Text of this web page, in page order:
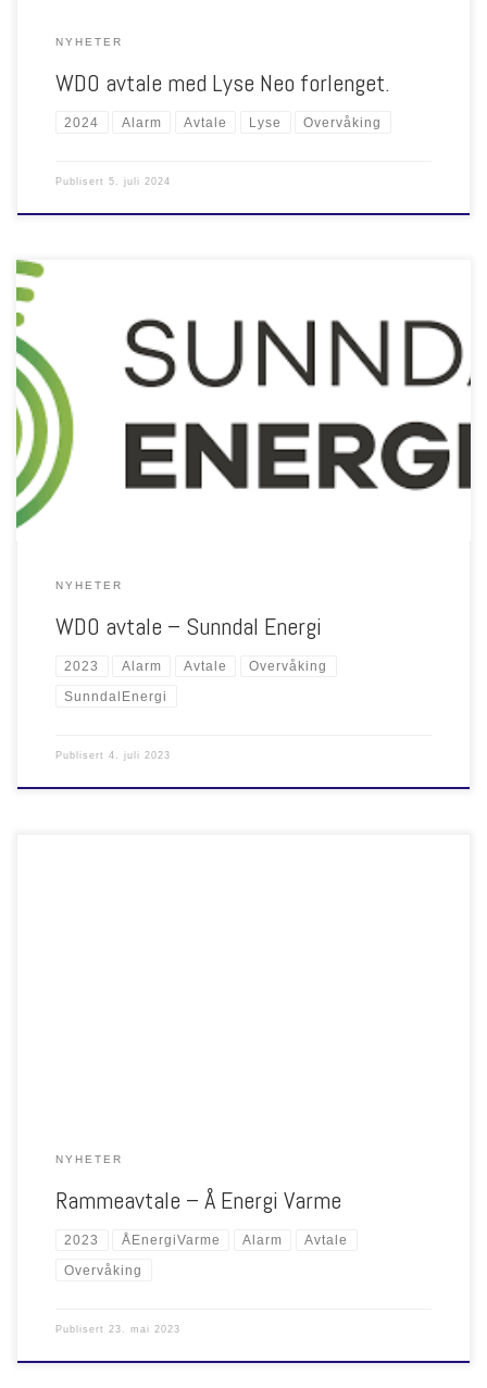
NYHETER
WDO avtale med Lyse Neo forlenget.
2024 Alarm Avtale Lyse Overvåking
Publisert 5. juli 2024
NYHETER
WDO avtale – Sunndal Energi
2023 Alarm Avtale Overvåking
SunndalEnergi
Publisert 4. juli 2023
NYHETER
Rammeavtale – Å Energi Varme
2023 ÅEnergiVarme Alarm Avtale
Overvåking
Publisert 23. mai 2023